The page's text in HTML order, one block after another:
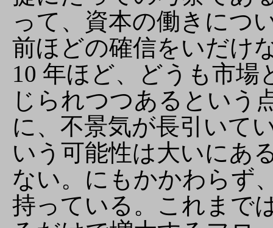
って、資本の働きにつ
前ほどの確信をいだけ
10 年ほど、どうも市
じられつつあるという
に、不景気が長引いて
いう可能性は大いにあ
ない。にもかかわらず
持っている。これまで